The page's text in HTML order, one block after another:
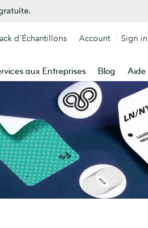
aux Entreprises Blog Aide
d'Échantillons Account Sign in